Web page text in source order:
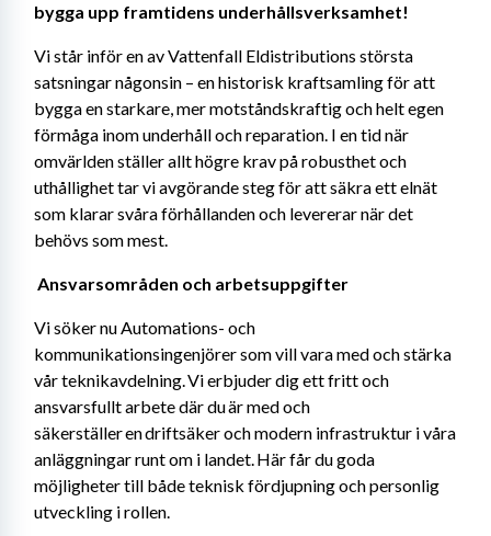
bygga upp framtidens underhållsverksamhet!
Vi står inför en av Vattenfall Eldistributions största
satsningar någonsin – en historisk kraftsamling för att
bygga en starkare, mer motståndskraftig och helt egen
förmåga inom underhåll och reparation. I en tid när
omvärlden ställer allt högre krav på robusthet och
uthållighet tar vi avgörande steg för att säkra ett elnät
som klarar svåra förhållanden och levererar när det
behövs som mest.
Ansvarsområden och arbetsuppgifter
Vi söker nu Automations- och
kommunikationsingenjörer som vill vara med och stärka
vår teknikavdelning. Vi erbjuder dig ett fritt och
ansvarsfullt arbete där du är med och
säkerställer en driftsäker och modern infrastruktur i våra
anläggningar runt om i landet. Här får du goda
möjligheter till både teknisk fördjupning och personlig
utveckling i rollen.